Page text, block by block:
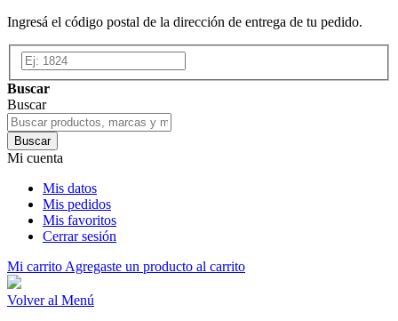
Ingresá el código postal de la dirección de entrega de tu pedido.
Buscar
Buscar
Buscar
Mi cuenta
Mis datos
Mis pedidos
Mis favoritos
Cerrar sesión
Mi carrito Agregaste un producto al carrito
Volver al Menú